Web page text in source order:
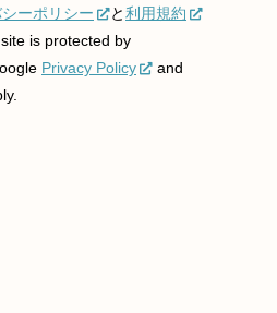
ーポリシー と利用規約
is protected by
Privacy Policy
and